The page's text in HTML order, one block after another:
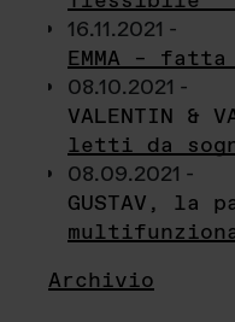
16.11.2021 -
EMMA –
08.10.2021 -
VALENTIN &
letti da
08.09.2021 -
GUSTAV, la
Archivio